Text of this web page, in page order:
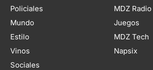
Policiales
Mundo
Estilo
Vinos
Sociales
MDZ Radio
Juegos
MDZ Tech
Napsix